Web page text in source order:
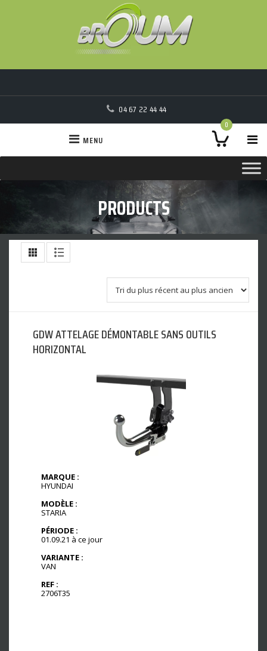
04 67 22 44 44
0
MENU
PRODUCTS
GDW ATTELAGE DÉMONTABLE SANS OUTILS
HORIZONTAL
MARQUE :
HYUNDAI
MODÈLE :
STARIA
PÉRIODE :
01.09.21 à ce jour
VARIANTE :
VAN
REF :
2706T35